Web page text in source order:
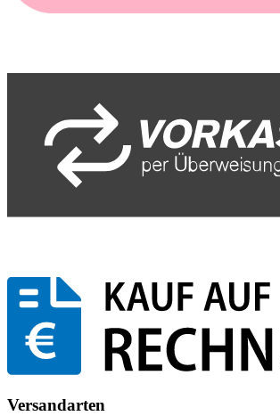
Versandarten